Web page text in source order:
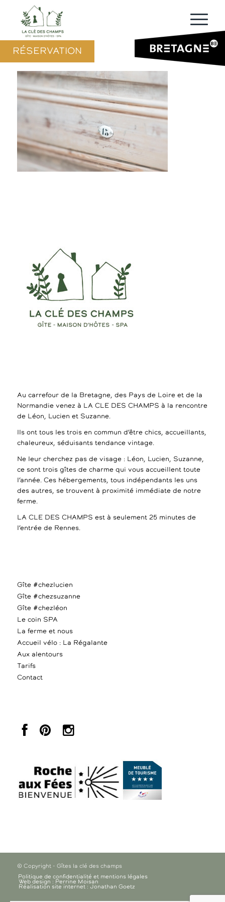
RÉSERVATION
Au carrefour de la Bretagne, des Pays de Loire et de la
Normandie venez à LA CLE DES CHAMPS à la rencontre
de Léon, Lucien et Suzanne.
Ils ont tous les trois en commun d’être chics, accueillants,
chaleureux, séduisants tendance vintage.
Ne leur cherchez pas de visage : Léon, Lucien, Suzanne,
ce sont trois gîtes de charme qui vous accueillent toute
l’année. Ces hébergements, tous indépendants les uns
des autres, se trouvent à proximité immédiate de notre
ferme.
LA CLE DES CHAMPS est à seulement 25 minutes de
l’entrée de Rennes.
Gîte #chezlucien
Gîte #chezsuzanne
Gîte #chezléon
Le coin SPA
La ferme et nous
Accueil vélo : La Régalante
Aux alentours
Tarifs
Contact
© Copyright - Gîtes la clé des champs
Politique de confidentialité et mentions légales
Web design : Perrine Moisan
Réalisation site internet : Jonathan Goetz